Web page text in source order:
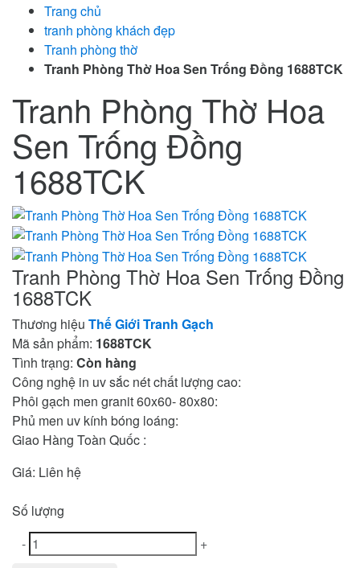
Trang chủ
tranh phòng khách đẹp
Tranh phòng thờ
Tranh Phòng Thờ Hoa Sen Trống Đồng 1688TCK
Tranh Phòng Thờ Hoa
Sen Trống Đồng
1688TCK
Tranh Phòng Thờ Hoa Sen Trống Đồng
1688TCK
Thương hiệu Thế Giới Tranh Gạch
Mã sản phẩm: 1688TCK
Tình trạng: Còn hàng
Công nghệ in uv sắc nét chất lượng cao:
Phôi gạch men granit 60x60- 80x80:
Phủ men uv kính bóng loáng:
Giao Hàng Toàn Quốc :
Giá: Liên hệ
Số lượng
-
+